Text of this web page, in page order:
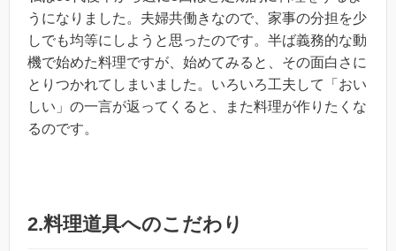
うになりました。夫婦共働きなので、家事の分担を少
しでも均等にしようと思ったのです。半ば義務的な動
機で始めた料理ですが、始めてみると、その面白さに
とりつかれてしまいました。いろいろ工夫して「おい
しい」の一言が返ってくると、また料理が作りたくな
るのです。
2.料理道具へのこだわり